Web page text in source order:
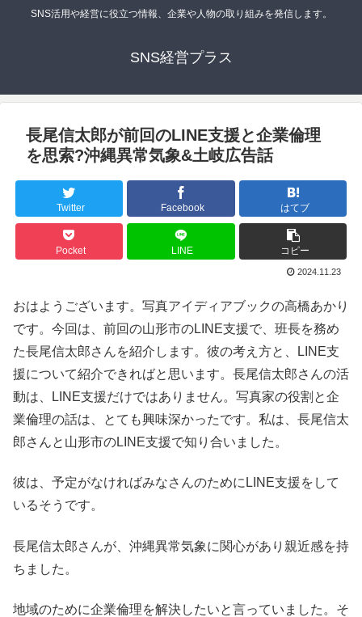
SNS活用や経営に役立つ情報、企業や人物の取り組みを発信します。
SNS経営プラス
長尾信太郎が前回のLINE支援と企業倫理
を思索?沖縄異常気象&土岐広告話
Twitter Facebook はてブ
Pocket LINE コピー
2024.11.23
おはようございます。写真アイディアブックの高橋あかり
です。今回は、前回の山形市のLINE支援で、班長を務め
た長尾信太郎さんを紹介します。彼の考え方と、LINE支
援について紹介できればと思います。長尾信太郎さんの活
動は、LINE支援だけではありません。写真家の役割と企
業倫理の話は、とても興味深かったです。私は、長尾信太
郎さんと山形市のLINE支援で知り合いました。
彼は、予定がなければみなさんのためにLINE支援をして
いるそうです。
長尾信太郎さんが、沖縄異常気象に関心があり親近感を持
ちました。
地域のために企業倫理を解決したいと言っていました。そ